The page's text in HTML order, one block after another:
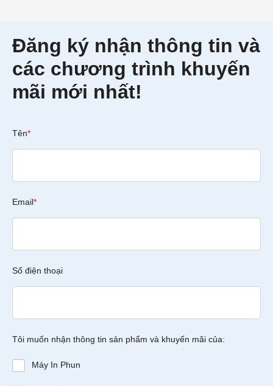
Đăng ký nhận thông tin và
các chương trình khuyến
mãi mới nhất!
Tên*
Email*
Số điện thoại
Tôi muốn nhận thông tin sản phẩm và khuyến mãi của:
Máy In Phun